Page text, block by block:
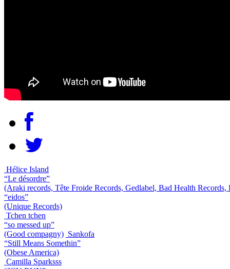
Hélice Island
“Le désordre”
(Araki records, Tête Froide Records, Gedlabel, Bad Health
“eidos”
(Unique Records)
Tchen tchen
“so messed up”
(Good compagny) Sankofa
“Still Means Somethin”
(Obese America)
Camilla Sparksss